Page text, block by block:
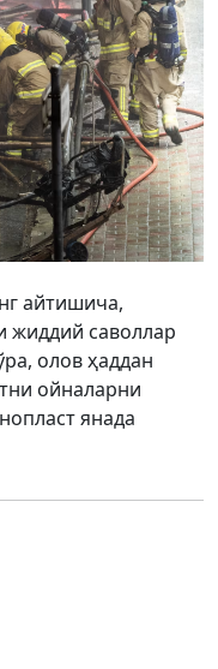
айтишича,
жиддий саволлар
олов ҳаддан
ойналарни
янада